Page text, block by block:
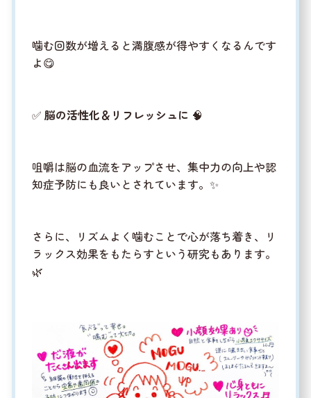
噛む回数が増えると満腹感が得やすくなるんです
よ😋
✅脳の活性化＆リフレッシュに 🧠
咀嚼は脳の血流をアップさせ、集中力の向上や認
知症予防にも良いとされています。✨
さらに、リズムよく噛むことで心が落ち着き、リ
ラックス効果をもたらすという研究もあります。
🌿